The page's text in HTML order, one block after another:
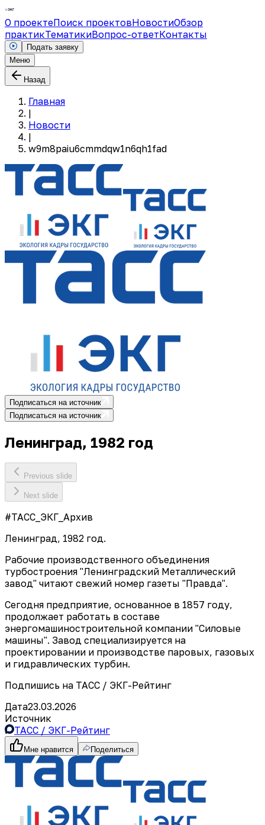
О проектеПоиск проектовНовостиОбзор
практикТематикиВопрос-ответКонтакты
Подать заявку
Меню
Назад
Главная
|
Новости
|
w9m8paiu6cmmdqw1n6qh1fad
Подписаться на источник
Подписаться на источник
Ленинград, 1982 год
Previous slide
Next slide
#ТАСС_ЭКГ_Архив
Ленинград, 1982 год.
Рабочие производственного объединения
турбостроения "Ленинградский Металлический
завод" читают свежий номер газеты "Правда".
Сегодня предприятие, основанное в 1857 году,
продолжает работать в составе
энергомашиностроительной компании "Силовые
машины". Завод специализируется на
проектировании и производстве паровых, газовых
и гидравлических турбин.
Подпишись на ТАСС / ЭКГ-Рейтинг
Дата23.03.2026
Источник
ТАСС / ЭКГ-Рейтинг
Мне нравится Поделиться